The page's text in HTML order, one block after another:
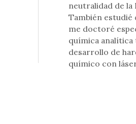
neutralidad de la
También estudié
me doctoré
química
desarrollo de
químico con